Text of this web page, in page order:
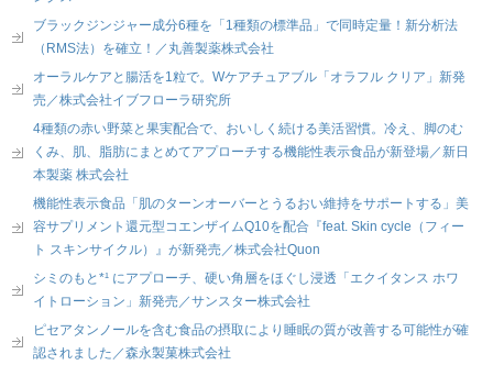
ブラックジンジャー成分6種を「1種類の標準品」で同時定量！新分析法
（RMS法）を確立！／丸善製薬株式会社
オーラルケアと腸活を1粒で。Wケアチュアブル「オラフル クリア」新発
売／株式会社イブフローラ研究所
4種類の赤い野菜と果実配合で、おいしく続ける美活習慣。冷え、脚のむ
くみ、肌、脂肪にまとめてアプローチする機能性表示食品が新登場／新日
本製薬 株式会社
機能性表示食品「肌のターンオーバーとうるおい維持をサポートする」美
容サプリメント還元型コエンザイムQ10を配合『feat. Skin cycle（フィー
ト スキンサイクル）』が新発売／株式会社Quon
シミのもと*¹ にアプローチ、硬い角層をほぐし浸透「エクイタンス ホワ
イトローション」新発売／サンスター株式会社
ピセアタンノールを含む食品の摂取により睡眠の質が改善する可能性が確
認されました／森永製菓株式会社